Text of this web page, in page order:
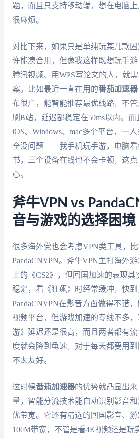
题，而且只支持移动端，想在电脑
很麻烦。
对比下来，如果只是单纯玩某几款
许能凑合用，但像我这样既想玩手
腾讯视频、用WPS写论文的人，就
案。比如最近一直在用的番茄加速器
布很广，能智能推荐最优线路，不
刷B站，延迟都稳定在50ms以内。而
iOS、Windows、mac多个平台，一
全没问题——我手机玩手游，电脑看
书，三个设备在线也不会卡顿，这
心。
斧牛VPN vs
音与游戏的选择困境
很多海外党也会考虑VPN类工具，
PandaCNVPN。斧牛VPN主打海外
上的《CS2》，但回国加速的表现
稳定，看《狂飙》时经常缓冲，快到
PandaCNVPN在影音方面做得不错
视频平台，但游戏加速的专线不多
游》延迟还是很高，而且两者都有
度就会降到龟速，对于每天都要用
不太友好。
这时候番茄加速器的优势就凸显出
量，智能分流技术能自动识别影音
优带宽。它还有精选的回国影音、
100M带宽，不管是看4K视频还是玩